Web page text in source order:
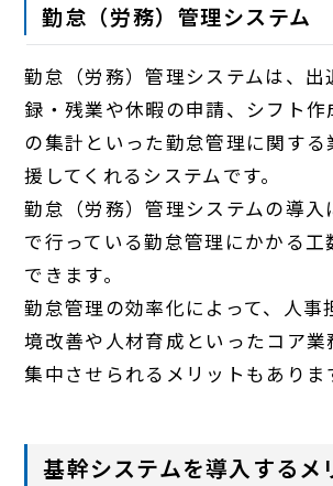
勤怠（労務）管理システム
勤怠（労務）管理システムは、出
録・残業や休暇の申請、シフト作
の集計といった勤怠管理に関する
援してくれるシステムです。
勤怠（労務）管理システムの導入
で行っている勤怠管理にかかる工
できます。
勤怠管理の効率化によって、人事
境改善や人材育成といったコア業
集中させられるメリットもありま
基幹システムを導入するメ